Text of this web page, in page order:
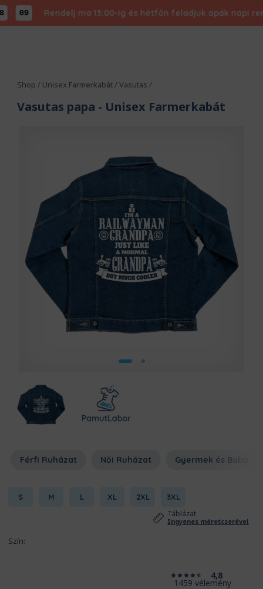
08 Rendelj ma 13:00-ig és hétfőn feladjuk apák napi
Shop / Unisex Farmerkabát/Vasutas /
Vasutas papa - Unisex Farmerkabát
Férfi Ruházat Női Ruházat Gyermek és Baba
S M L XL 2XL 3XL
Táblázat
Ingyenes méretcserével
Szín:
4,8
1459 vélemény